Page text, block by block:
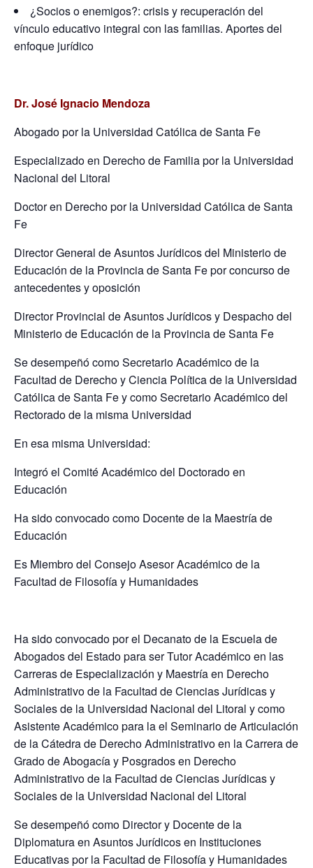
¿Socios o enemigos?: crisis y recuperación del
vínculo educativo integral con las familias. Aportes del
enfoque jurídico
Dr. José Ignacio Mendoza
Abogado por la Universidad Católica de Santa Fe
Especializado en Derecho de Familia por la Universidad
Nacional del Litoral
Doctor en Derecho por la Universidad Católica de Santa
Fe
Director General de Asuntos Jurídicos del Ministerio de
Educación de la Provincia de Santa Fe por concurso de
antecedentes y oposición
Director Provincial de Asuntos Jurídicos y Despacho del
Ministerio de Educación de la Provincia de Santa Fe
Se desempeñó como Secretario Académico de la
Facultad de Derecho y Ciencia Política de la Universidad
Católica de Santa Fe y como Secretario Académico del
Rectorado de la misma Universidad
En esa misma Universidad:
Integró el Comité Académico del Doctorado en
Educación
Ha sido convocado como Docente de la Maestría de
Educación
Es Miembro del Consejo Asesor Académico de la
Facultad de Filosofía y Humanidades
Ha sido convocado por el Decanato de la Escuela de
Abogados del Estado para ser Tutor Académico en las
Carreras de Especialización y Maestría en Derecho
Administrativo de la Facultad de Ciencias Jurídicas y
Sociales de la Universidad Nacional del Litoral y como
Asistente Académico para la el Seminario de Articulación
de la Cátedra de Derecho Administrativo en la Carrera de
Grado de Abogacía y Posgrados en Derecho
Administrativo de la Facultad de Ciencias Jurídicas y
Sociales de la Universidad Nacional del Litoral
Se desempeñó como Director y Docente de la
Diplomatura en Asuntos Jurídicos en Instituciones
Educativas por la Facultad de Filosofía y Humanidades